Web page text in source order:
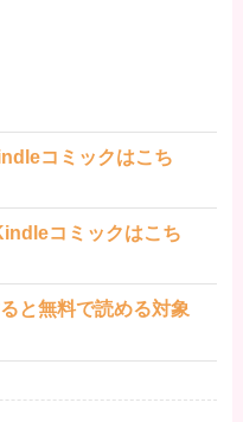
コミックはこち
コミックはこち
と無料で読める対象